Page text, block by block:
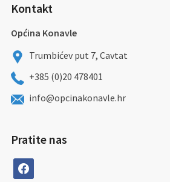
Kontakt
Općina Konavle
Trumbićev put 7, Cavtat
+385 (0)20 478401
info@opcinakonavle.hr
Pratite nas
facebook